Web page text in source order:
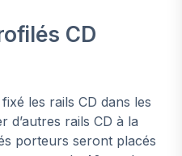
CD
les rails CD dans les
d’autres rails CD à la
porteurs seront placés